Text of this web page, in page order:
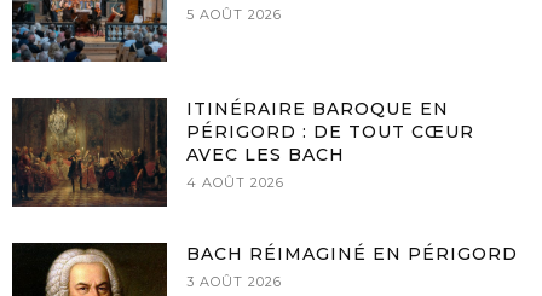
5 AOÛT 2026
ITINÉRAIRE BAROQUE EN
PÉRIGORD : DE TOUT CŒUR
AVEC LES BACH
4 AOÛT 2026
BACH RÉIMAGINÉ EN PÉRIGORD
3 AOÛT 2026